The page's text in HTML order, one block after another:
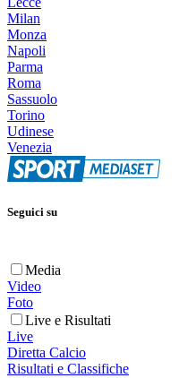
Milan
Monza
Napoli
Parma
Roma
Sassuolo
Torino
Udinese
Venezia
Seguici su
Media
Video
Foto
Live e Risultati
Live
Diretta Calcio
Risultati e Classifiche